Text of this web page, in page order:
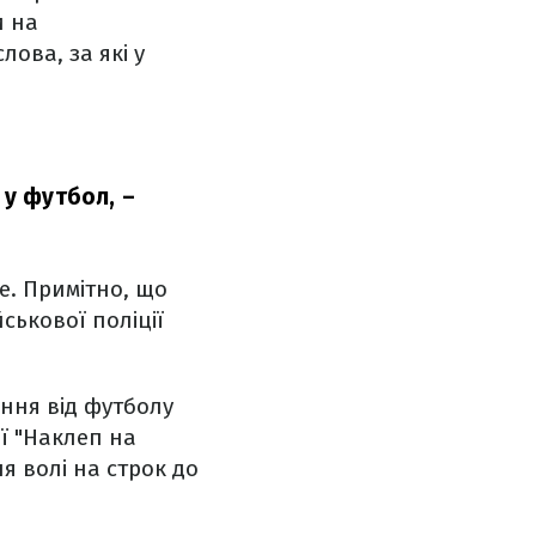
на
за які у
у футбол, –
Примітно, що
поліції
від футболу
"Наклеп на
волі на строк до